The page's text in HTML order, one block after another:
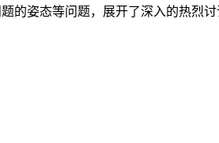
的姿态等问题，展开了深入的热烈